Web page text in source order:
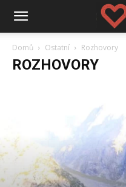
Domů Ostatní Rozhovory
ROZHOVORY